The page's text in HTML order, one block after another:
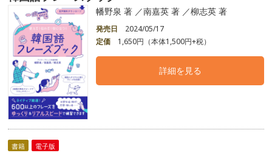
幡野泉 著 ／南嘉英 著 ／柳志英 著
発売日
2024/05/17
定価
1,650円（本体1,500円+税）
詳細を見る
書籍 電子版